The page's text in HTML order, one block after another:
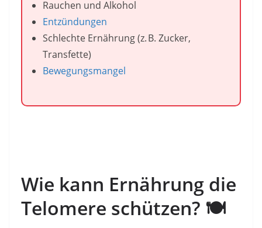
Rauchen und Alkohol
Entzündungen
Schlechte Ernährung (z. B. Zucker,
Transfette)
Bewegungsmangel
Wie kann Ernährung die
Telomere schützen? 🍽️